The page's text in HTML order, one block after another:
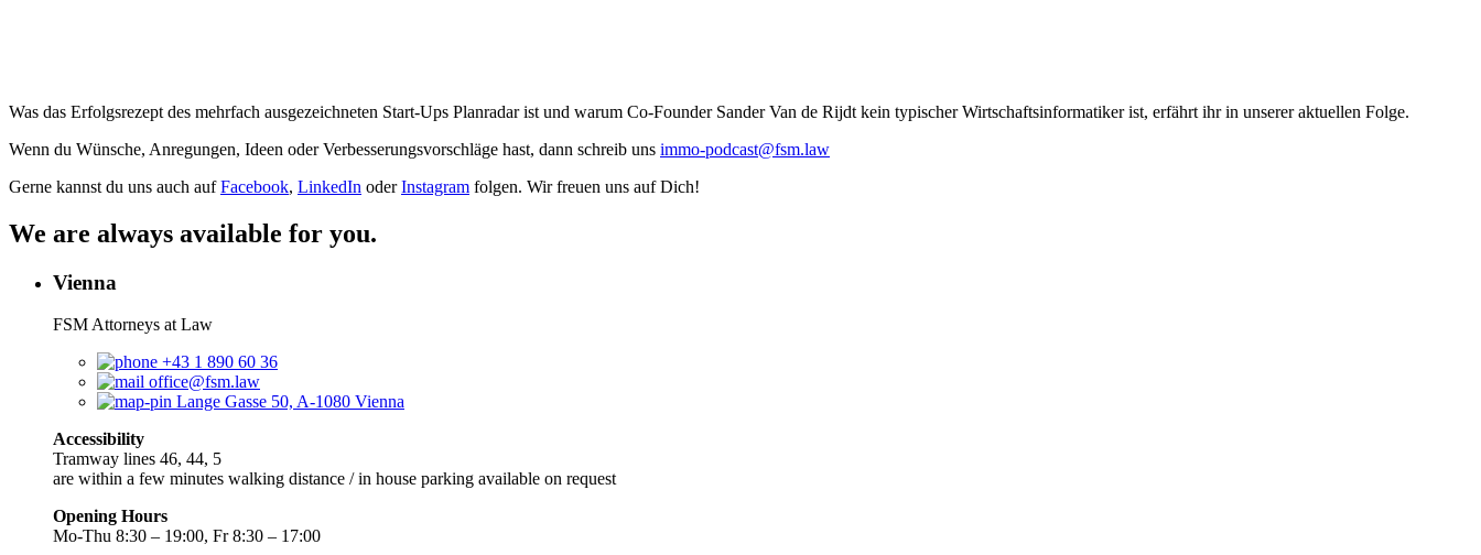
Was das Erfolgsrezept des mehrfach ausgezeichneten Start-Ups Planradar ist und warum Co-Founder Sander Van de Rijdt kein typischer Wirtschaftsinformatiker ist, erfährt ihr in unserer aktuellen Folge.
Wenn du Wünsche, Anregungen, Ideen oder Verbesserungsvorschläge hast, dann schreib uns immo-podcast@fsm.law
Gerne kannst du uns auch aufFacebook, LinkedIn oderInstagram folgen. Wir freuen uns auf Dich!
We are always available for you.
Vienna
FSM Attorneys at Law
+43 1 890 60 36
office@fsm.law
Lange Gasse 50, A-1080 Vienna
Accessibility
Tramway lines 46, 44, 5
are within a few minutes walking distance / in house parking available on request
Opening Hours
Mo-Thu 8:30 – 19:00, Fr 8:30 – 17:00